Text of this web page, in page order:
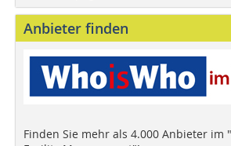
Anbieter finden
Finden Sie mehr als 4.000 Anbieter im